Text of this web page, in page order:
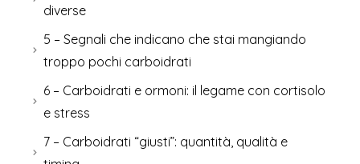
diverse
5 – Segnali che indicano che stai mangiando
troppo pochi carboidrati
6 – Carboidrati e ormoni: il legame con cortisolo
e stress
7 – Carboidrati “giusti”: quantità, qualità e